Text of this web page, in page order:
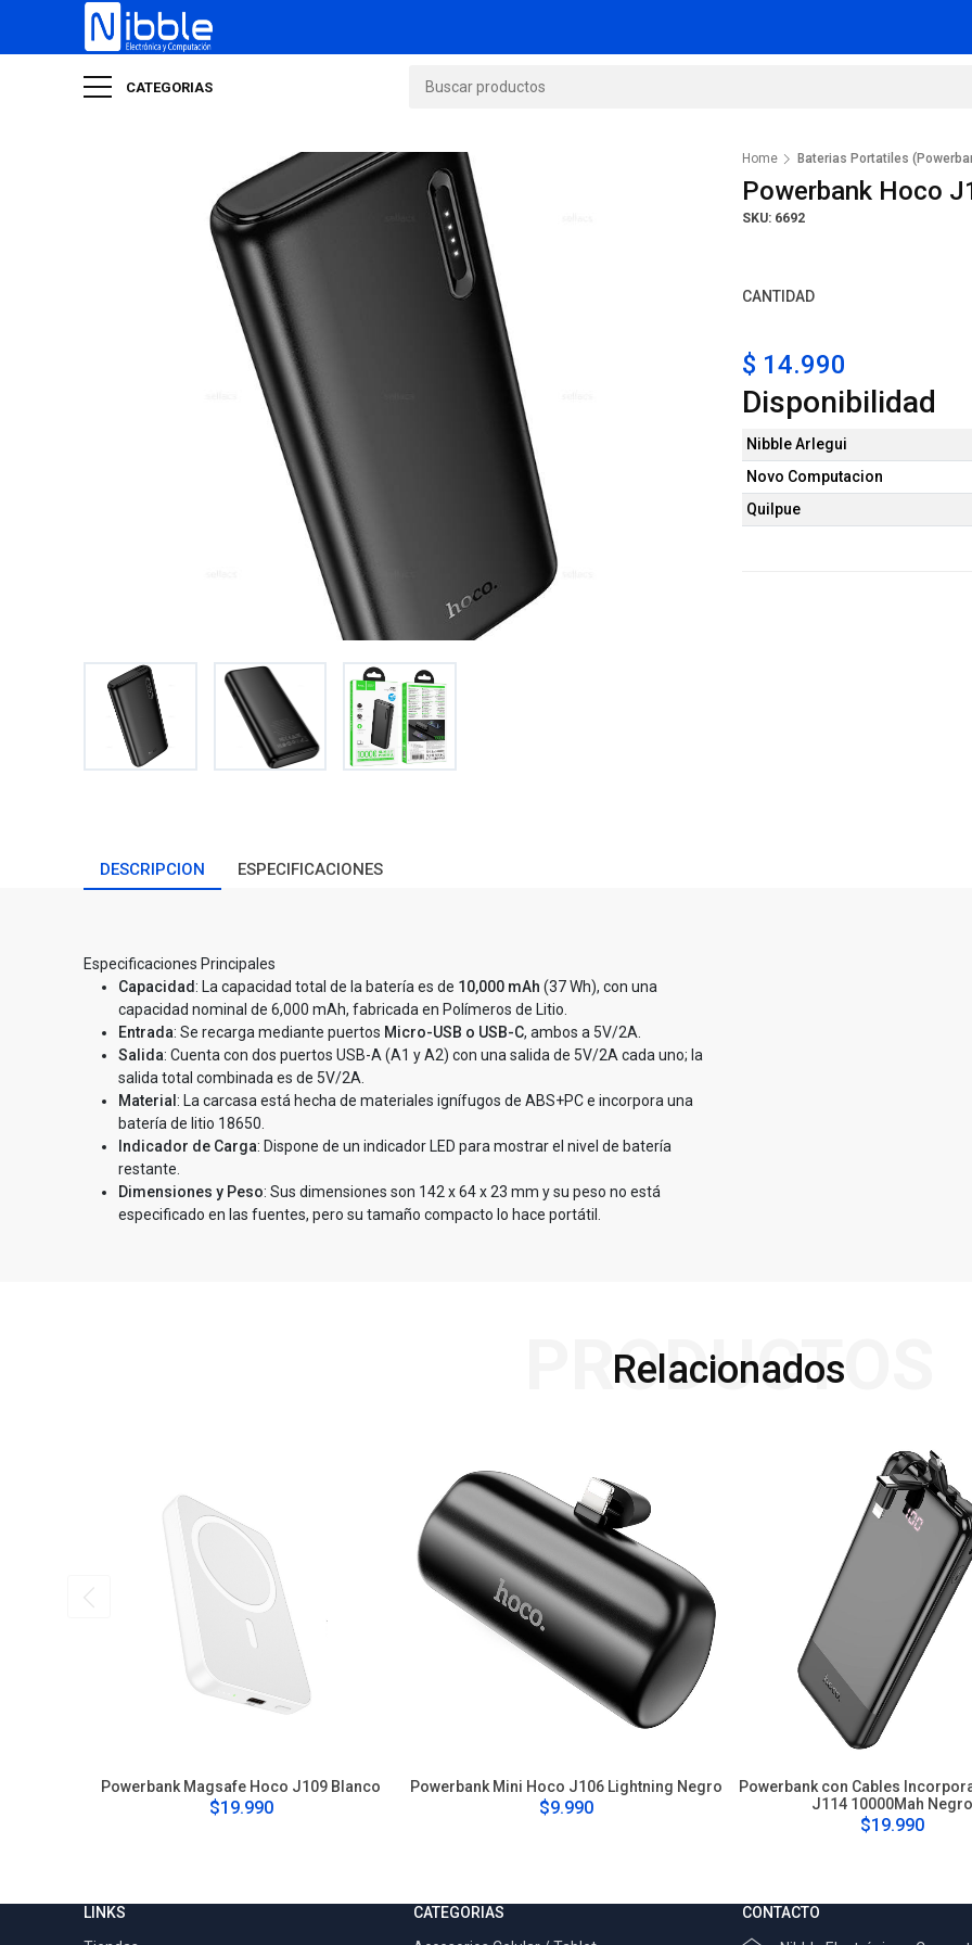
CATEGORIAS
Home Baterias Portatiles
Powerbank Hoco
SKU: 6692
CANTIDAD
$ 14.990
Disponibilidad
Nibble Arlegui
Novo Computacion
Quilpue
DESCRIPCION ESPECIFICACIONES
Especificaciones Principales
Capacidad: La capacidad total de la batería es de 10,000 mAh (37 Wh), con una
capacidad nominal de 6,000 mAh, fabricada en Polímeros de Litio.
Entrada: Se recarga mediante puertos Micro-USB o USB-C, ambos a 5V/2A.
Salida: Cuenta con dos puertos USB-A (A1 y A2) con una salida de 5V/2A cada uno; la
salida total combinada es de 5V/2A.
Material : La carcasa está hecha de materiales ignífugos de ABS+PC e incorpora una
batería de litio 18650.
Indicador de Carga: Dispone de un indicador LED para mostrar el nivel de batería
restante.
Dimensiones y Peso: Sus dimensiones son 142 x 64 x 23 mm y su peso no está
especificado en las fuentes, pero su tamaño compacto lo hace portátil.
Relacionados
PRODUCTOS
Powerbank Magsafe Hoco J109 Blanco
$19.990
Powerbank Mini Hoco J106 Lightning Negro
$9.990
Powerbank con Cables
J114 10000Mah Negro
$19.990
LINKS
CATEGORIAS
CONTACTO